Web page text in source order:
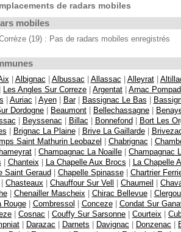
de radars mobiles
mobiles
(19) : Pas de radars mobiles enregistrés
| Albignac | Albussac | Allassac | Alleyrat|
| Les Angles Sur Correze | Argentat | Arnac
| Auriac | Ayen| Bar| Bassignac Le Bas |
Dordogne | Beaumont | Bellechassagne |
| Beyssenac | Billac | Bonnefond| Bort Les
| Brignac La Plaine| Brive La Gaillarde|
Saint Mathurin Leobazel | Chabrignac |
| Champagnac La Noaille | Champagnac
| Chanteix | La Chapelle Aux Brocs | La Chapelle
Saint Geraud| Chapelle Spinasse| Chartrier
| Chasteaux | Chauffour Sur Vell | Chaumeil |
| Chenailler Mascheix | Chirac Bellevue|
Rouge| Combressol | Conceze| Condat Sur
| Cosnac | Couffy Sur Sarsonne | Courteix |
| Darazac | Darnets | Davignac | Donzenac |